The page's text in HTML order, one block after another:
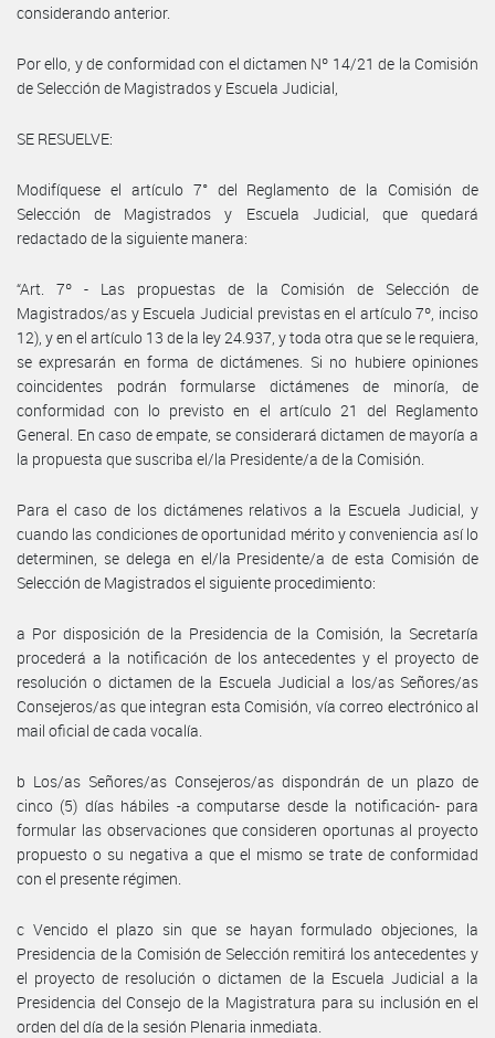
considerando anterior.
Por ello, y de conformidad con el dictamen Nº 14/21 de la Comisión
de Selección de Magistrados y Escuela Judicial,
SE RESUELVE:
Modifíquese el artículo 7° del Reglamento de la Comisión de
Selección de Magistrados y Escuela Judicial, que quedará
redactado de la siguiente manera:
“Art. 7º - Las propuestas de la Comisión de Selección de
Magistrados/as y Escuela Judicial previstas en el artículo 7º, inciso
12), y en el artículo 13 de la ley 24.937, y toda otra que se le requiera,
se expresarán en forma de dictámenes. Si no hubiere opiniones
coincidentes podrán formularse dictámenes de minoría, de
conformidad con lo previsto en el artículo 21 del Reglamento
General. En caso de empate, se considerará dictamen de mayoría a
la propuesta que suscriba el/la Presidente/a de la Comisión.
Para el caso de los dictámenes relativos a la Escuela Judicial, y
cuando las condiciones de oportunidad mérito y conveniencia así lo
determinen, se delega en el/la Presidente/a de esta Comisión de
Selección de Magistrados el siguiente procedimiento:
a Por disposición de la Presidencia de la Comisión, la Secretaría
procederá a la notificación de los antecedentes y el proyecto de
resolución o dictamen de la Escuela Judicial a los/as Señores/as
Consejeros/as que integran esta Comisión, vía correo electrónico al
mail oficial de cada vocalía.
b Los/as Señores/as Consejeros/as dispondrán de un plazo de
cinco (5) días hábiles -a computarse desde la notificación- para
formular las observaciones que consideren oportunas al proyecto
propuesto o su negativa a que el mismo se trate de conformidad
con el presente régimen.
c Vencido el plazo sin que se hayan formulado objeciones, la
Presidencia de la Comisión de Selección remitirá los antecedentes y
el proyecto de resolución o dictamen de la Escuela Judicial a la
Presidencia del Consejo de la Magistratura para su inclusión en el
orden del día de la sesión Plenaria inmediata.